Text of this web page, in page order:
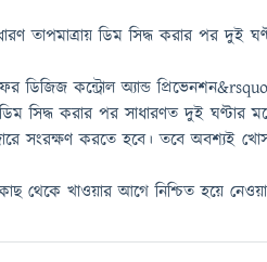
তাপমাত্রায় ডিম সিদ্ধ করার পর দুই
ফর ডিজিজ কন্ট্রোল অ্যান্ড
সিদ্ধ করার পর সাধারণত দুই ঘণ্টার
সংরক্ষণ করতে হবে। তবে অবশ্যই
কাছ থেকে খাওয়ার আগে নিশ্চিত হয়ে